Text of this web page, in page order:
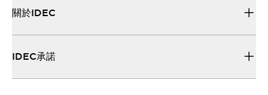
關於IDEC
IDEC承諾